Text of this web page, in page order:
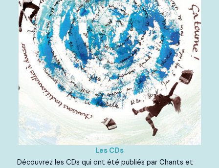
Les CDs
Découvrez les CDs qui ont été publiés par Chants et